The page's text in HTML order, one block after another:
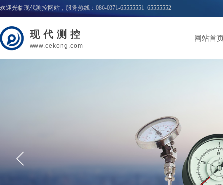
欢迎光临现代测控网站，服务热线：086-0371-65555551 65555552
网站首
现代测控
www.cekong.com